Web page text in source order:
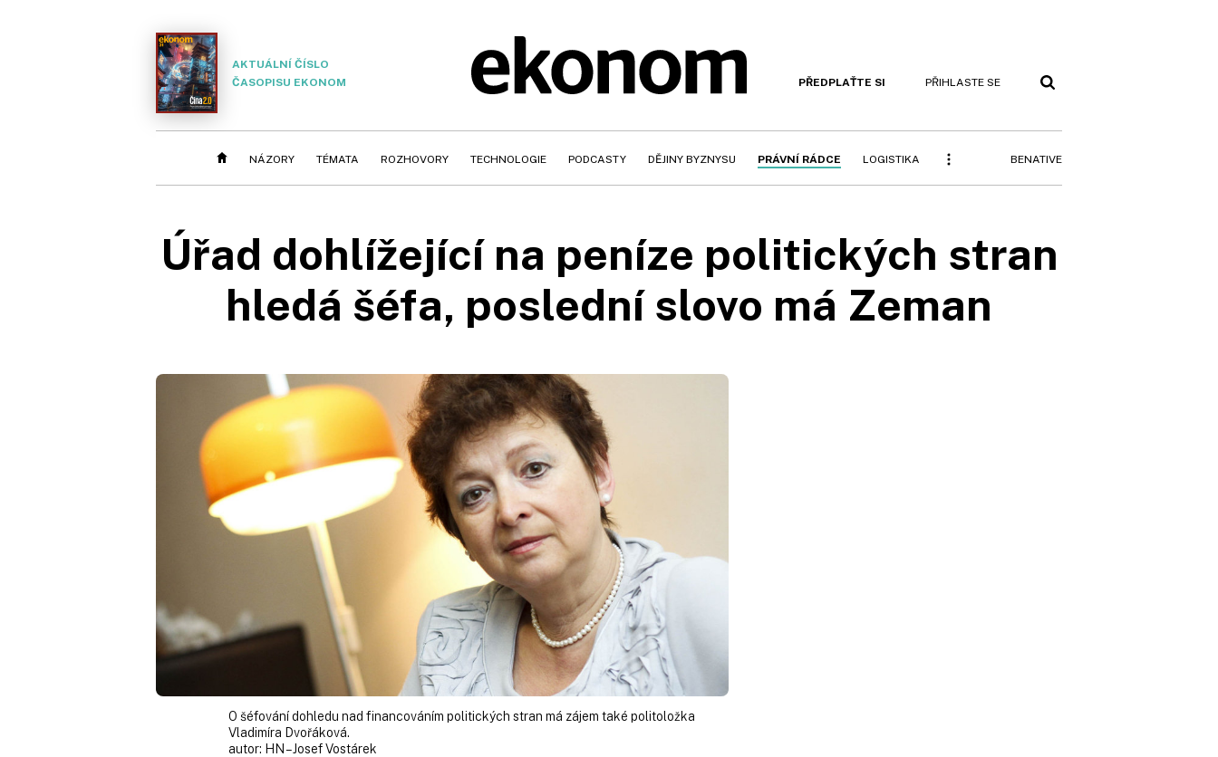
AKTUÁLNÍ ČÍSLO
ČASOPISU EKONOM
PŘEDPLAŤTE SI PŘIHLASTE SE
NÁZORY TÉMATA ROZHOVORY TECHNOLOGIE PODCASTY DĚJINY BYZNYSU PRÁVNÍ RÁDCE LOGISTIKA BENATIVE
Úřad dohlížející na peníze politických stran
hledá šéfa, poslední slovo má Zeman
O šéfování dohledu nad financováním politických stran má zájem také politoložka
Vladimíra Dvořáková.
autor: HN – Josef Vostárek